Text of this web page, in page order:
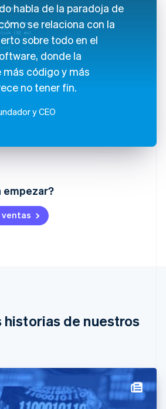
empezar?
ventas
habla de la paradoja de
se relaciona con la
sobre todo en el
donde la
código y más
no tener fin.
y CEO
historias de nuestros